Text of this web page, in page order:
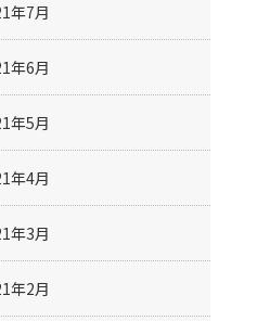
年7月
年6月
年5月
年4月
年3月
年2月